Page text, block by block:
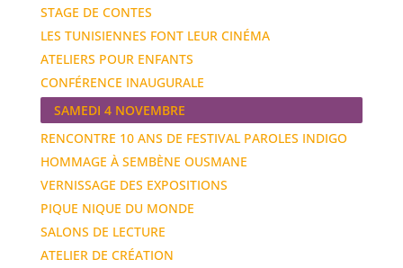
STAGE DE CONTES
LES TUNISIENNES FONT LEUR CINÉMA
ATELIERS POUR ENFANTS
CONFÉRENCE INAUGURALE
SAMEDI 4 NOVEMBRE
RENCONTRE 10 ANS DE FESTIVAL PAROLES INDIGO
HOMMAGE À SEMBÈNE OUSMANE
VERNISSAGE DES EXPOSITIONS
PIQUE NIQUE DU MONDE
SALONS DE LECTURE
ATELIER DE CRÉATION